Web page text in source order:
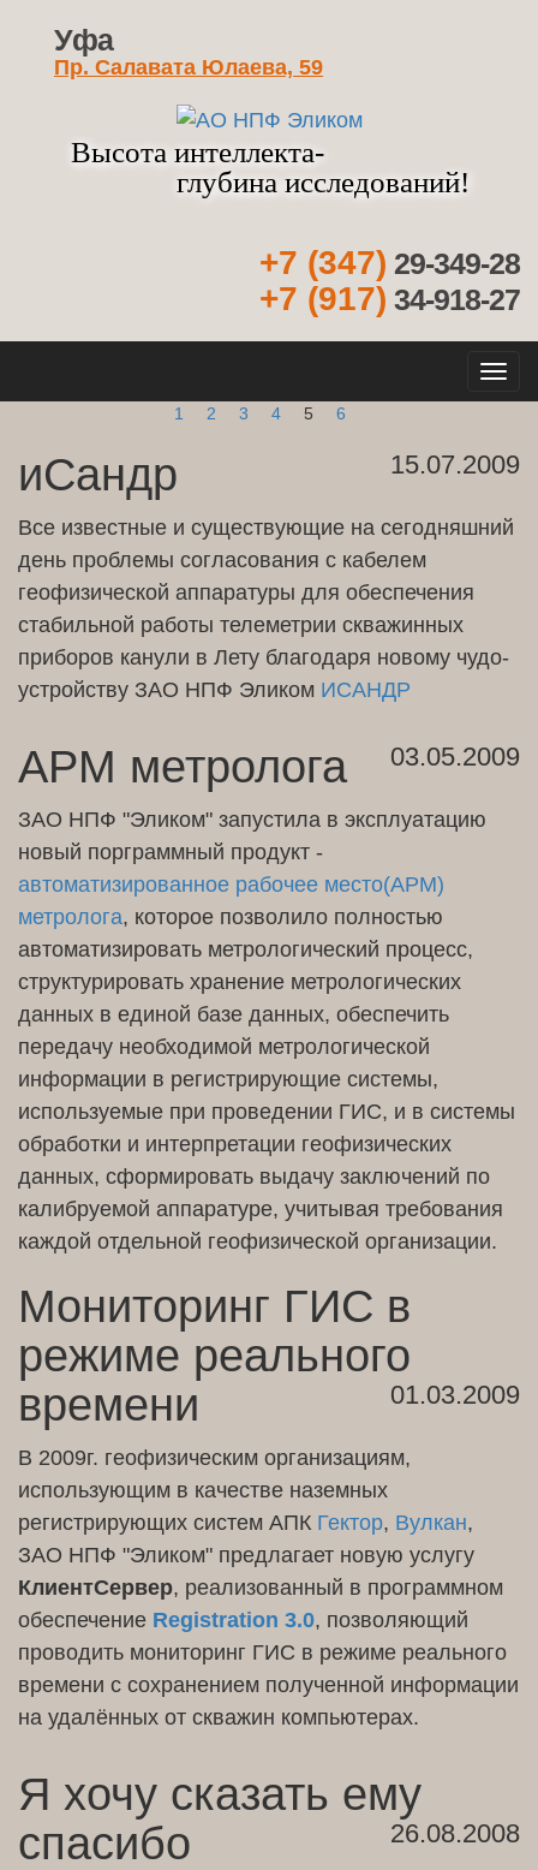
Уфа
Пр. Салавата Юлаева, 59
Высота интеллекта-
глубина исследований!
+7 (347) 29-349-28
+7 (917) 34-918-27
1 2 3 4 5 6
иСандр 15.07.2009
Все известные и существующие на сегодняшний
день проблемы согласования с кабелем
геофизической аппаратуры для обеспечения
стабильной работы телеметрии скважинных
приборов канули в Лету благодаря новому чудо-
устройству ЗАО НПФ Эликом ИСАНДР
АРМ метролога 03.05.2009
ЗАО НПФ "Эликом" запустила в эксплуатацию
новый порграммный продукт -
автоматизированное рабочее место(АРМ)
метролога, которое позволило полностью
автоматизировать метрологический процесс,
структурировать хранение метрологических
данных в единой базе данных, обеспечить
передачу необходимой метрологической
информации в регистрирующие системы,
используемые при проведении ГИС, и в системы
обработки и интерпретации геофизических
данных, сформировать выдачу заключений по
калибруемой аппаратуре, учитывая требования
каждой отдельной геофизической организации.
Мониторинг ГИС в
режиме реального
времени
01.03.2009
В 2009г. геофизическим организациям,
использующим в качестве наземных
регистрирующих систем АПК Гектор, Вулкан,
ЗАО НПФ "Эликом" предлагает новую услугу
КлиентСервер, реализованный в программном
обеспечение Registration 3.0, позволяющий
проводить мониторинг ГИС в режиме реального
времени с сохранением полученной информации
на удалённых от скважин компьютерах.
Я хочу сказать ему
спасибо
26.08.2008